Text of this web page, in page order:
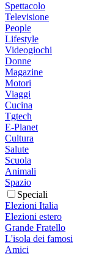
Spettacolo
Televisione
People
Lifestyle
Videogiochi
Donne
Magazine
Motori
Viaggi
Cucina
Tgtech
E-Planet
Cultura
Salute
Scuola
Animali
Spazio
Speciali
Elezioni Italia
Elezioni estero
Grande Fratello
L'isola dei famosi
Amici